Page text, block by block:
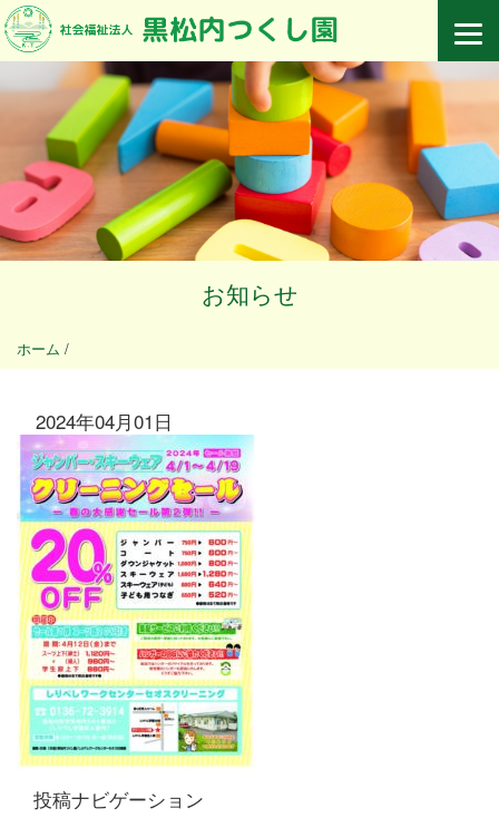
お知らせ
ホーム /
2024年04月01日
投稿ナビゲーション